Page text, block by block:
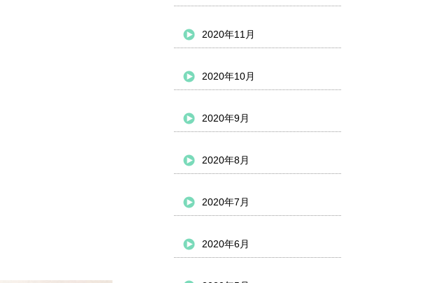
2020年11月
2020年10月
2020年9月
2020年8月
2020年7月
2020年6月